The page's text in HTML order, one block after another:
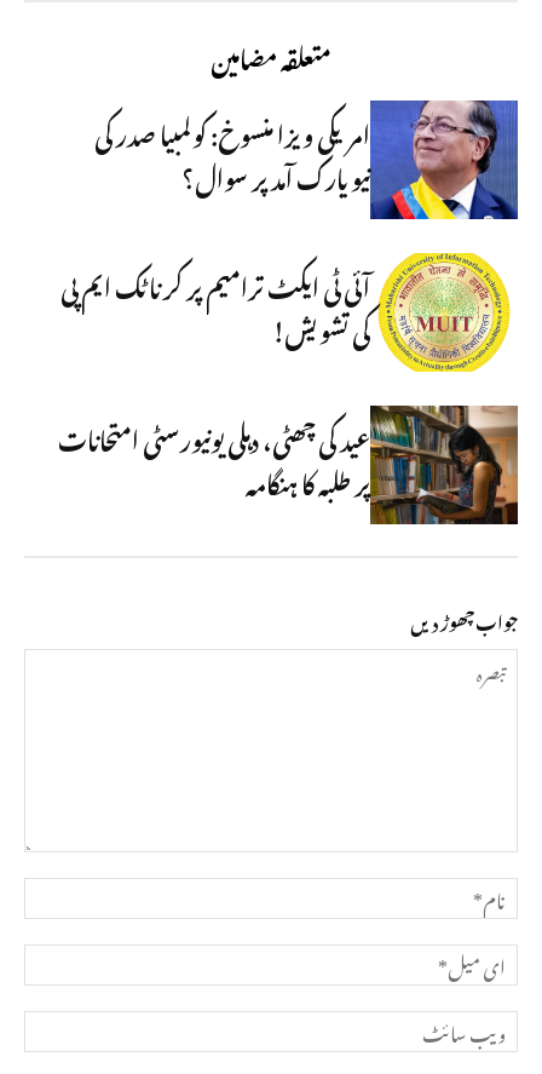
متعلقہ مضامین
امریکی ویزا منسوخ: کولمبیا صدر کی
نیویارک آمد پر سوال؟
آئی ٹی ایکٹ ترامیم پر کرناٹک ایم پی
کی تشویش!
عید کی چھٹی، دہلی یونیورسٹی امتحانات
پر طلبہ کا ہنگامہ
جواب چھوڑ دیں
تبصرہ
نام*
ای
میل*
ویب
سائٹ